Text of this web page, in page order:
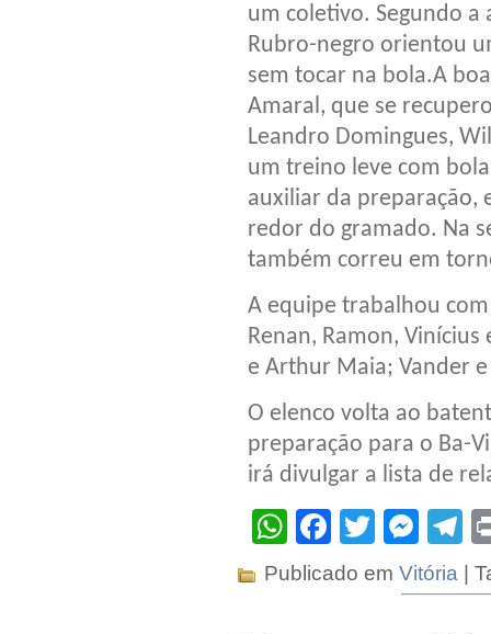
um coletivo. Segundo a
Rubro-negro orientou
sem tocar na bola.A
Amaral, que se
Leandro Domingues,
um treino leve com
auxiliar da preparação,
redor do gramado. Na
também correu em
A equipe trabalhou
Renan, Ramon,
e Arthur Maia; Vander
O elenco volta ao
preparação para o Ba-
irá divulgar a lista de
WhatsApp
Facebook
Twitter
Publicado em Vitória |